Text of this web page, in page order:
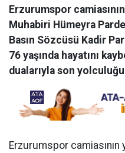
Erzurumspor
Muhabiri Hümeyra
Basın Sözcüsü Kadir
76 yaşında hayatını
dualarıyla son
Erzurumspor camiasının